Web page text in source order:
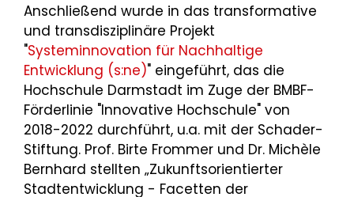
Anschließend wurde in das transformative
und transdisziplinäre Projekt
"Systeminnovation für Nachhaltige
Entwicklung (s:ne)" eingeführt, das die
Hochschule Darmstadt im Zuge der BMBF-
Förderlinie "Innovative Hochschule" von
2018-2022 durchführt, u.a. mit der Schader-
Stiftung. Prof. Birte Frommer und Dr. Michèle
Bernhard stellten „Zukunftsorientierter
Stadtentwicklung - Facetten der